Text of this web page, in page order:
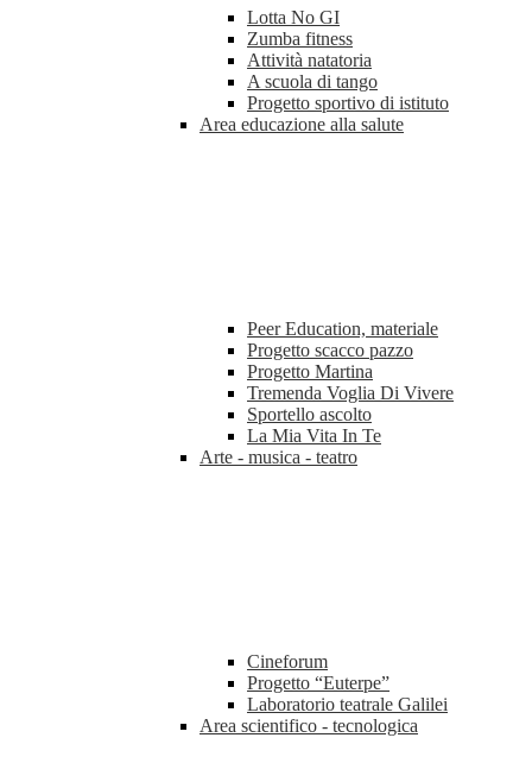
Lotta No GI
Zumba fitness
Attività natatoria
A scuola di tango
Progetto sportivo di istituto
Area educazione alla salute
Peer Education, materiale
Progetto scacco pazzo
Progetto Martina
Tremenda Voglia Di Vivere
Sportello ascolto
La Mia Vita In Te
Arte - musica - teatro
Cineforum
Progetto “Euterpe”
Laboratorio teatrale Galilei
Area scientifico - tecnologica